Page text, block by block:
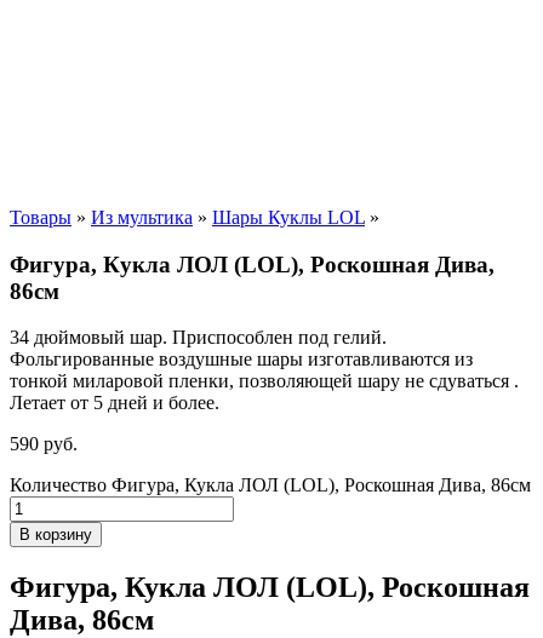
Товары » Из мультика » Шары Куклы LOL »
Фигура, Кукла ЛОЛ (LOL), Роскошная Дива,
86см
34 дюймовый шар. Приспособлен под гелий.
Фольгированные воздушные шары изготавливаются из
тонкой миларовой пленки, позволяющей шару не сдуваться .
Летает от 5 дней и более.
590 руб.
Количество Фигура, Кукла ЛОЛ (LOL), Роскошная Дива, 86см
В корзину
Фигура, Кукла ЛОЛ (LOL), Роскошная
Дива, 86см